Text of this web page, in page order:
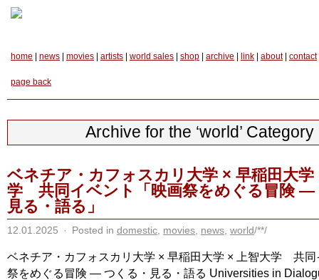
home news movies artists world sales shop archive link about| contact
page back
Archive for the ‘world’ Category
ベネチア・カフォスカリ大学 × 早稲田大学
学 共同イベント「映画祭をめぐる冒険 ―
見る・語る」
12.01.2025 · Posted in domestic movies news world/**/
ベネチア・カフォスカリ大学 × 早稲田大学 × 上智大学 共同
祭をめぐる冒険 ― つくる・見る・語る Universities in